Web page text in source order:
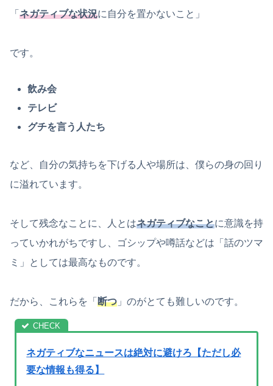
「 ネガティブな状況に自分を置かないこと」
です。
飲み会
テレビ
グチを言う人たち
など、自分の気持ちを下げる人や場所は、僕らの身の回り
に溢れています。
そして残念なことに、人とはネガティブなことに意識を持
っていかれがちですし、ゴシップや噂話などは「話のツマ
ミ」としては最高なものです。
だから、これらを「 断つ 」のがとても難しいのです。
ネガティブなニュースは絶対に避けろ【ただし必
要な情報も得る】